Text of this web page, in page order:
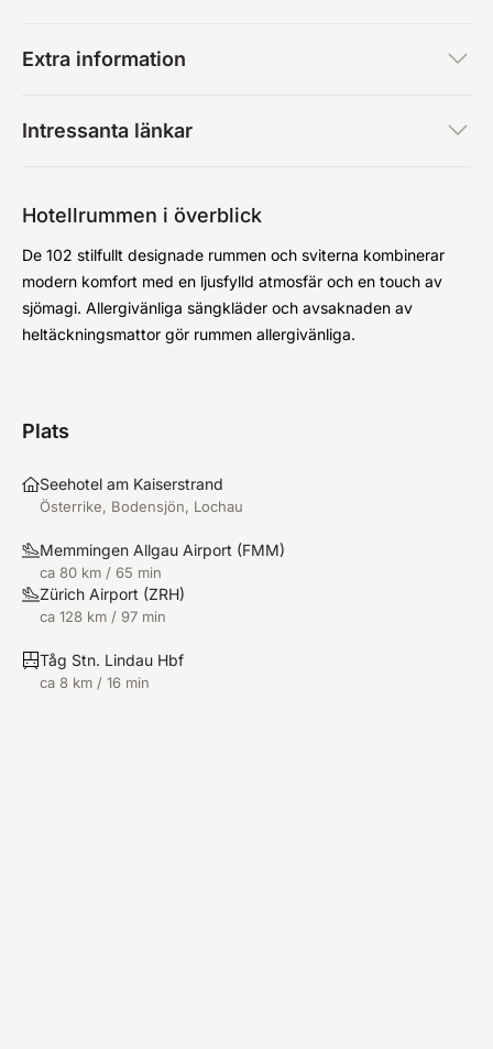
Extra information
Intressanta länkar
Hotellrummen i överblick
De 102 stilfullt designade rummen och sviterna kombinerar
modern komfort med en ljusfylld atmosfär och en touch av
sjömagi. Allergivänliga sängkläder och avsaknaden av
heltäckningsmattor gör rummen allergivänliga.
Plats
Seehotel am Kaiserstrand
Österrike, Bodensjön, Lochau
Memmingen Allgau Airport (FMM)
ca 80 km / 65 min
Zürich Airport (ZRH)
ca 128 km / 97 min
Tåg Stn. Lindau Hbf
ca 8 km / 16 min